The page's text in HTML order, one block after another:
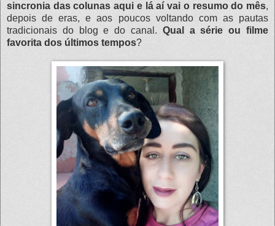
sincronia das colunas aqui e lá aí vai o resumo do mês,
depois de eras, e aos poucos voltando com as pautas
tradicionais do blog e do canal. Qual a série ou filme
favorita dos últimos tempos?